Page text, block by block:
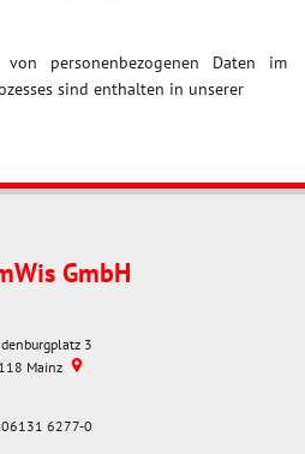
personenbezogenen Daten im
sind enthalten in unserer
GmbH
3
Mainz
06131 6277-0